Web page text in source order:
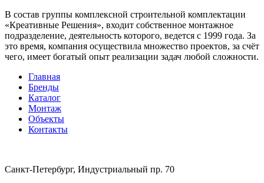
В состав группы комплексной строительной комплектации
«Креативные Решения», входит собственное монтажное
подразделение, деятельность которого, ведется с 1999 года. За
это время, компания осуществила множество проектов, за счёт
чего, имеет богатый опыт реализации задач любой сложности.
Главная
Бренды
Каталог
Монтаж
Объекты
Контакты
Санкт-Петербург, Индустриальный пр. 70